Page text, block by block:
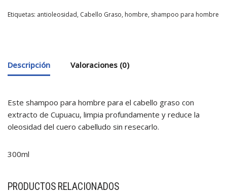
Etiquetas: antioleosidad, Cabello Graso, hombre, shampoo para hombre
Descripción Valoraciones (0)
Este shampoo para hombre para el cabello graso con
extracto de Cupuacu, limpia profundamente y reduce la
oleosidad del cuero cabelludo sin resecarlo.
300ml
PRODUCTOS RELACIONADOS